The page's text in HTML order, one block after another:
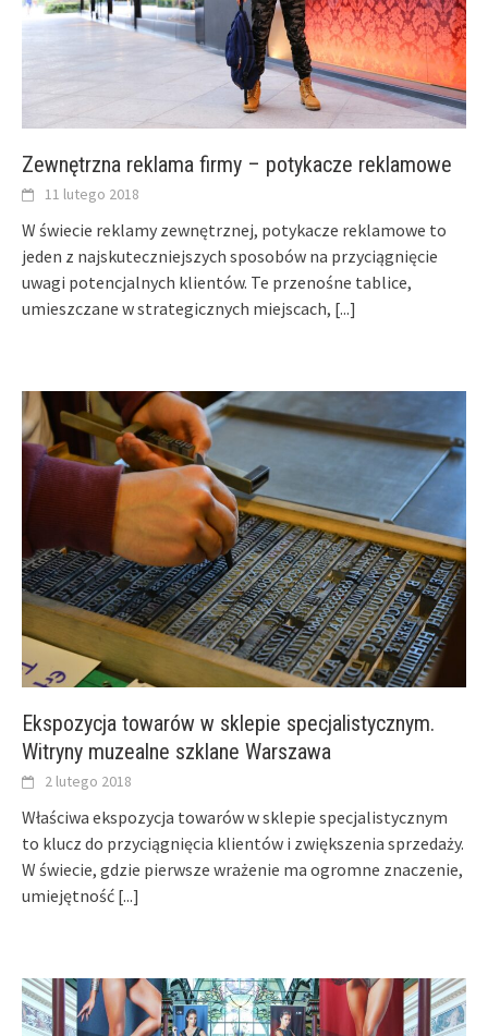
Zewnętrzna reklama firmy – potykacze reklamowe
11 lutego 2018
W świecie reklamy zewnętrznej, potykacze reklamowe to
jeden z najskuteczniejszych sposobów na przyciągnięcie
uwagi potencjalnych klientów. Te przenośne tablice,
umieszczane w strategicznych miejscach, [...]
Ekspozycja towarów w sklepie specjalistycznym.
Witryny muzealne szklane Warszawa
2 lutego 2018
Właściwa ekspozycja towarów w sklepie specjalistycznym
to klucz do przyciągnięcia klientów i zwiększenia sprzedaży.
W świecie, gdzie pierwsze wrażenie ma ogromne znaczenie,
umiejętność [...]